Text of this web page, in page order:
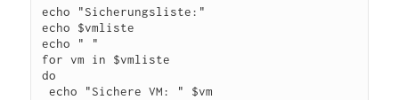
echo "Sicherungsliste:"
echo $vmliste
echo " "
for vm in $vmliste
do
echo "Sichere VM: " $vm